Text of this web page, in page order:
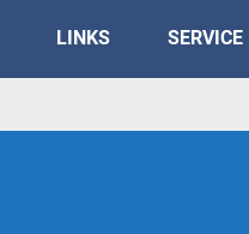
LINKS SERVICE